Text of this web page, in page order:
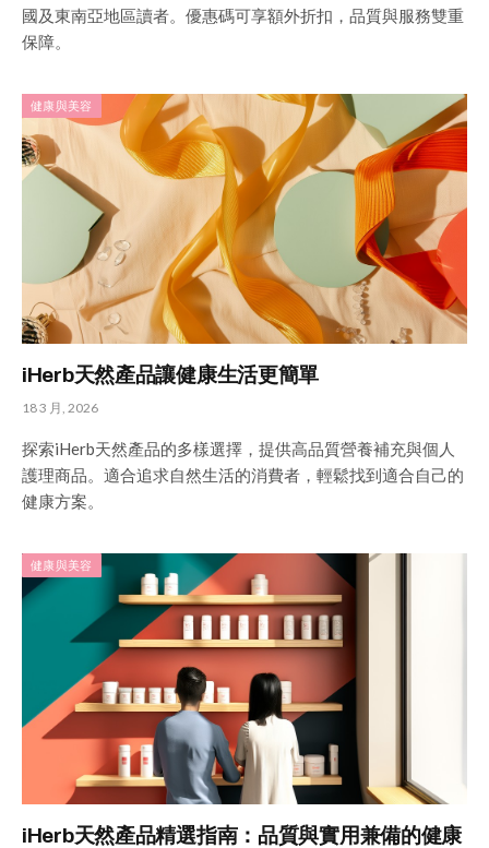
國及東南亞地區讀者。優惠碼可享額外折扣，品質與服務雙重
保障。
健康與美容
iHerb天然產品讓健康生活更簡單
18 3 月, 2026
探索iHerb天然產品的多樣選擇，提供高品質營養補充與個人
護理商品。適合追求自然生活的消費者，輕鬆找到適合自己的
健康方案。
健康與美容
iHerb天然產品精選指南：品質與實用兼備的健康